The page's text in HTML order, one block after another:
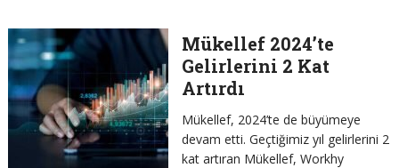
Mükellef 2024’te
Gelirlerini 2 Kat
Artırdı
Mükellef, 2024’te de büyümeye
devam etti. Geçtiğimiz yıl gelirlerini 2
kat artıran Mükellef, Workhy